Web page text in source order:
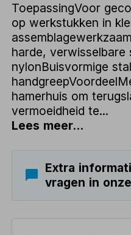
ToepassingVoor
op werkstukken in
harde, verwisselbare
nylonBuisvormige
hamerhuis om
vermoeidheid te...
Lees meer...
Extra
vragen in